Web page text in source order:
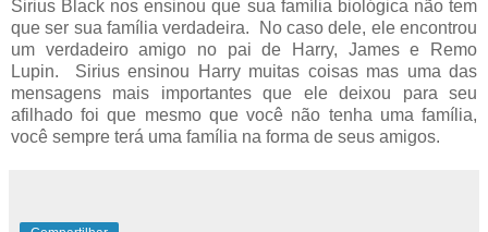
Sirius Black nos ensinou que sua família biológica não tem
que ser sua família verdadeira. No caso dele, ele encontrou
um verdadeiro amigo no pai de Harry, James e Remo
Lupin. Sirius ensinou Harry muitas coisas mas uma das
mensagens mais importantes que ele deixou para seu
afilhado foi que mesmo que você não tenha uma família,
você sempre terá uma família na forma de seus amigos.